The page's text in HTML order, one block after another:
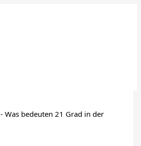
-Was bedeuten 21 Grad in der